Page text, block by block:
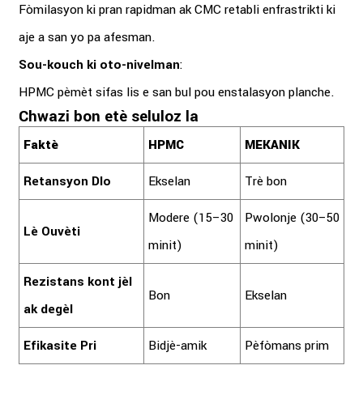
Fòmilasyon ki pran rapidman ak CMC retabli enfrastrikti ki
aje a san yo pa afesman.
Sou-kouch ki oto-nivelman:
HPMC pèmèt sifas lis e san bul pou enstalasyon planche.
Chwazi bon etè seluloz la
Faktè HPMC MEKANIK
Retansyon Dlo Ekselan Trè bon
Lè Ouvèti
Modere (15–30
minit)
Pwolonje (30–50
minit)
Rezistans kont jèl
ak degèl
Bon Ekselan
Efikasite Pri Bidjè-amik Pèfòmans prim